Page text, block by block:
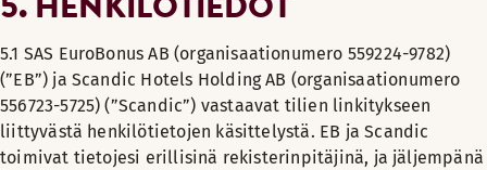
5.1 SAS EuroBonus AB (organisaationumero 559224-9782)
(”EB”) ja Scandic Hotels Holding AB (organisaationumero
556723-5725) (”Scandic”) vastaavat tilien linkitykseen
liittyvästä henkilötietojen käsittelystä. EB ja Scandic
toimivat tietojesi erillisinä rekisterinpitäjinä, ja jäljempänä